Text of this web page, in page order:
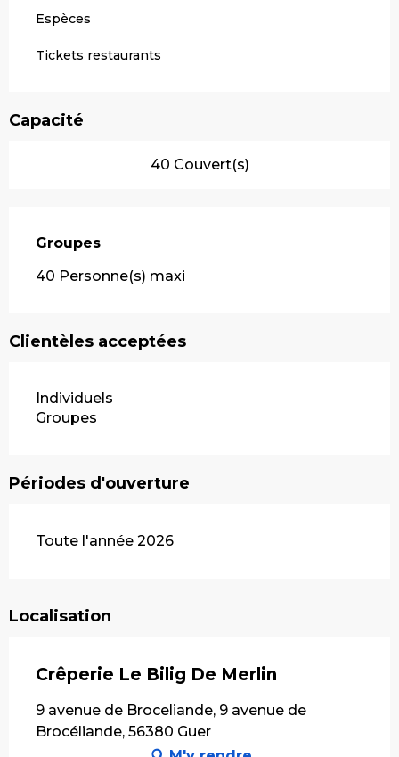
Espèces
Tickets restaurants
Capacité
40 Couvert(s)
Groupes
Groupes
40 Personne(s) maxi
Clientèles acceptées
Individuels
Groupes
Périodes d'ouverture
Toute l'année 2026
Localisation
Crêperie Le Bilig De Merlin
9 avenue de Broceliande, 9 avenue de
Brocéliande, 56380 Guer